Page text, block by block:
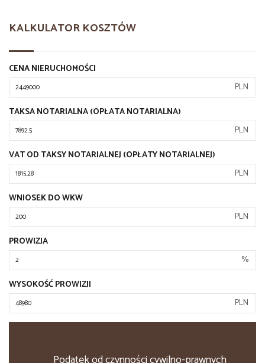
KALKULATOR KOSZTÓW
CENA NIERUCHOMOŚCI
PLN
TAKSA NOTARIALNA (OPŁATA NOTARIALNA)
PLN
VAT OD TAKSY NOTARIALNEJ (OPŁATY NOTARIALNEJ)
PLN
WNIOSEK DO WKW
PLN
PROWIZJA
%
WYSOKOŚĆ PROWIZJI
PLN